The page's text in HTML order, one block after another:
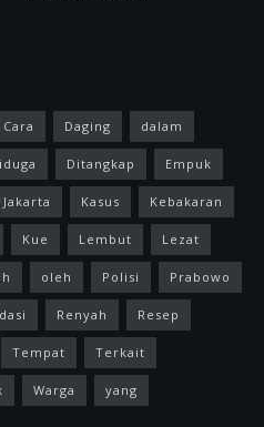
Cara Daging dalam
Ditangkap Empuk
Jakarta Kasus Kebakaran
Kue Lembut Lezat
oleh Polisi Prabowo
Renyah Resep
Tempat Terkait
Warga yang